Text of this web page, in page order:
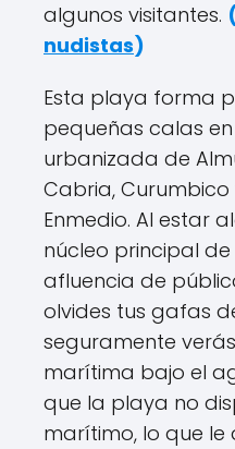
algunos visitantes.
nudistas)
Esta playa forma
pequeñas calas
urbanizada de
Cabria,
Enmedio. Al estar
núcleo principal
afluencia de
olvides tus gafas
seguramente
marítima bajo el
que la playa no
marítimo, lo que